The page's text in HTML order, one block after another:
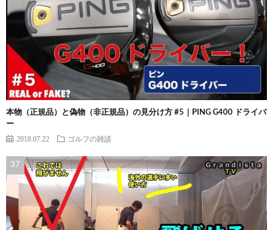
本物（正規品）と偽物（非正規品）の見分け方 #5｜PING G400 ドライバ
ー
2018.07.22 ゴルフの雑談